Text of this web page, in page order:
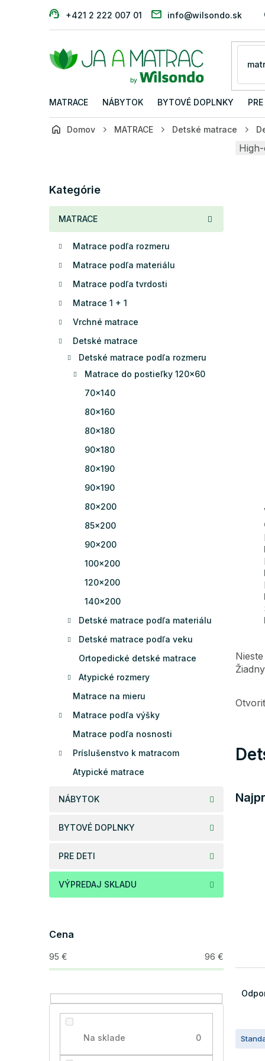
+421 2 222 007 01 info@wilsondo.sk
MATRACE NÁBYTOK BYTOVÉ DOPLNKY
Domov MATRACE Detské matrace
n
kategórie
Kategórie
MATRACE
Matrace podľa rozmeru
Matrace podľa materiálu
Matrace podľa tvrdosti
Matrace 1 + 1
Vrchné matrace
Detské matrace
Detské matrace podľa rozmeru
Matrace do postieľky 120x60
70x140
80x160
80x180
90x180
80x190
90x190
80x200
85x200
90x200
100x200
120x200
140x200
Detské matrace podľa materiálu
Detské matrace podľa veku
Ortopedické detské matrace
Atypické rozmery
Matrace na mieru
Matrace podľa výšky
Matrace podľa nosnosti
Príslušenstvo k matracom
Atypické matrace
NÁBYTOK
BYTOVÉ DOPLNKY
PRE DETI
VÝPREDAJ SKLADU
Cena
95 € 96 €
Na sklade 0
n
V
ý